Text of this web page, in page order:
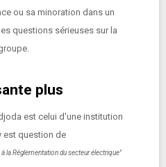
ou sa minoration dans un
questions sérieuses sur la
plus
est celui d'une institution
est question de
la Réglementation du secteur électrique"